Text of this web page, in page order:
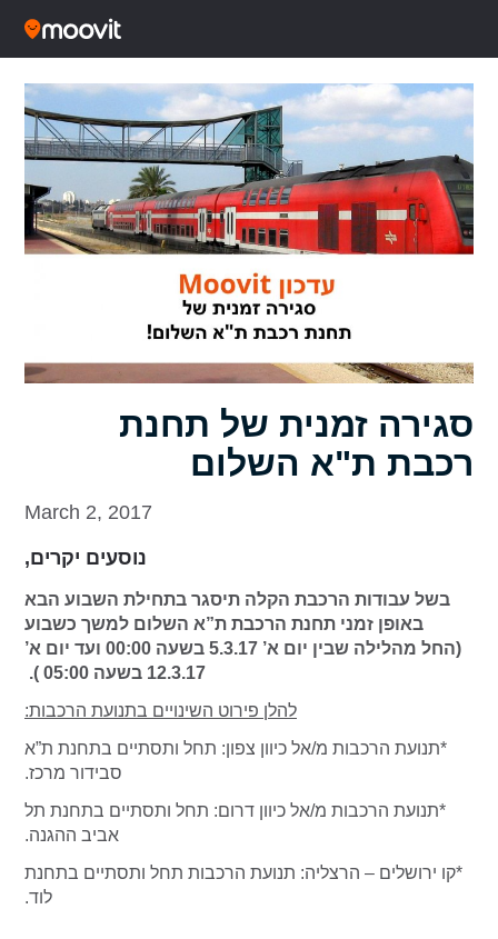
סגירה זמנית של תחנת
רכבת ת"א השלום
March 2, 2017
נוסעים יקרים,
בשל עבודות הרכבת הקלה תיסגר בתחילת השבוע הבא
באופן זמני תחנת הרכבת ת”א השלום למשך כשבוע
(החל מהלילה שבין יום א’ 5.3.17 בשעה 00:00 ועד יום א’
12.3.17 בשעה 05:00 ).
להלן פירוט השינויים בתנועת הרכבות:
*תנועת הרכבות מ/אל כיוון צפון: תחל ותסתיים בתחנת ת”א
סבידור מרכז.
*תנועת הרכבות מ/אל כיוון דרום: תחל ותסתיים בתחנת תל
אביב ההגנה.
*קו ירושלים – הרצליה: תנועת הרכבות תחל ותסתיים בתחנת
לוד.